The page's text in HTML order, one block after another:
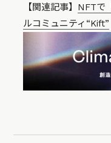
【関連記事】 NFTで
ルコミュニティ“Kift”